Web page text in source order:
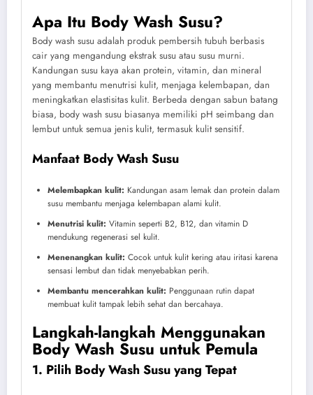
Apa Itu Body Wash Susu?
Body wash susu adalah produk pembersih tubuh berbasis
cair yang mengandung ekstrak susu atau susu murni.
Kandungan susu kaya akan protein, vitamin, dan mineral
yang membantu menutrisi kulit, menjaga kelembapan, dan
meningkatkan elastisitas kulit. Berbeda dengan sabun batang
biasa, body wash susu biasanya memiliki pH seimbang dan
lembut untuk semua jenis kulit, termasuk kulit sensitif.
Manfaat Body Wash Susu
Melembapkan kulit: Kandungan asam lemak dan protein dalam
susu membantu menjaga kelembapan alami kulit.
Menutrisi kulit: Vitamin seperti B2, B12, dan vitamin D
mendukung regenerasi sel kulit.
Menenangkan kulit: Cocok untuk kulit kering atau iritasi karena
sensasi lembut dan tidak menyebabkan perih.
Membantu mencerahkan kulit: Penggunaan rutin dapat
membuat kulit tampak lebih sehat dan bercahaya.
Langkah-langkah Menggunakan
Body Wash Susu untuk Pemula
1. Pilih Body Wash Susu yang Tepat